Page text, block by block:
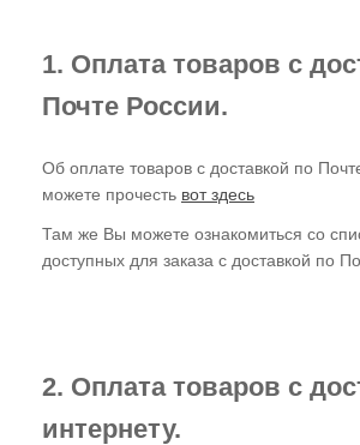
Что происходит после оформления
Где найти оплаченный Вами План
Где найти ID Вашей Подписки?
Доставка
1. Оплата товаров с
Почте России.
Об оплате товаров с доставкой по
можете прочесть вот здесь
Там же Вы можете ознакомиться со
доступных для заказа с доставкой по
2. Оплата товаров с
интернету.